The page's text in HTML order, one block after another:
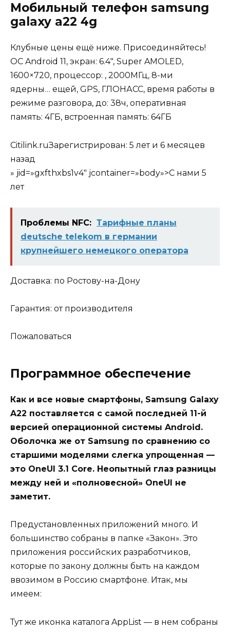
Мобильный телефон samsung
galaxy a22 4g
Клубные цены ещё ниже. Присоединяйтесь!
ОС Android 11, экран: 6.4″, Super AMOLED,
1600×720, процессор: , 2000МГц, 8-ми
ядерны… ещей, GPS, ГЛОНАСС, время работы в
режиме разговора, до: 38ч, оперативная
память: 4ГБ, встроенная память: 64ГБ
Citilink.ruЗарегистрирован: 5 лет и 6 месяцев
назад
» jid=»gxfthxbs1v4″ jcontainer=»body»>С нами 5
лет
Проблемы NFC: Тарифные планы
deutsche telekom в германии
крупнейшего немецкого оператора
Доставка: по Ростову-на-Дону
Гарантия: от производителя
Пожаловаться
Программное обеспечение
Как и все новые смартфоны, Samsung Galaxy
A22 поставляется с самой последней 11-й
версией операционной системы Android.
Оболочка же от Samsung по сравнению со
старшими моделями слегка упрощенная —
это OneUI 3.1 Core. Неопытный глаз разницы
между ней и «полновесной» OneUI не
заметит.
Предустановленных приложений много. И
большинство собраны в папке «Закон». Это
приложения российских разработчиков,
которые по закону должны быть на каждом
ввозимом в Россию смартфоне. Итак, мы
имеем:
Тут же иконка каталога AppList — в нем собраны